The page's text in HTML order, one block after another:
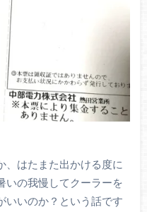
、はたまた出かける度に
いの我慢してクーラーを
いいのか？という話です